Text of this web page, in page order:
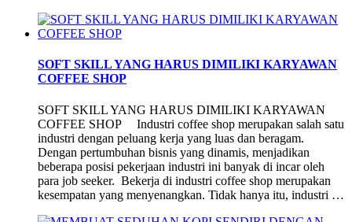
SOFT SKILL YANG HARUS DIMILIKI KARYAWAN
COFFEE SHOP
SOFT SKILL YANG HARUS DIMILIKI KARYAWAN
COFFEE SHOP Industri coffee shop merupakan salah satu
industri dengan peluang kerja yang luas dan beragam.
Dengan pertumbuhan bisnis yang dinamis, menjadikan
beberapa posisi pekerjaan industri ini banyak di incar oleh
para job seeker. Bekerja di industri coffee shop merupakan
kesempatan yang menyenangkan. Tidak hanya itu, industri …